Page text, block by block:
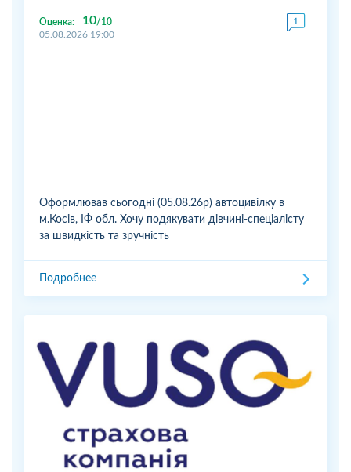
Оценка: 10 10
05.08.2026 19:00
Оформлював сьогодні (05.08.26р) автоцивілку в
м.Косів, ІФ обл. Хочу подякувати дівчині-спеціалісту
за швидкість та зручність
Подробнее